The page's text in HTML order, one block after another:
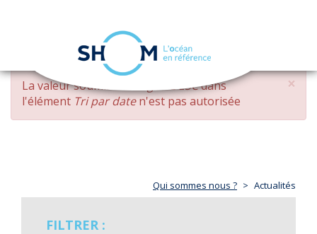
Aller
contenu
principal
navigation
×
MESSAGE
D'ERREUR
La valeur soumise changed DESCdans
l'élément Tri par daten'est pas autorisée
Qui sommes nous ? Actualités
FILTRER :